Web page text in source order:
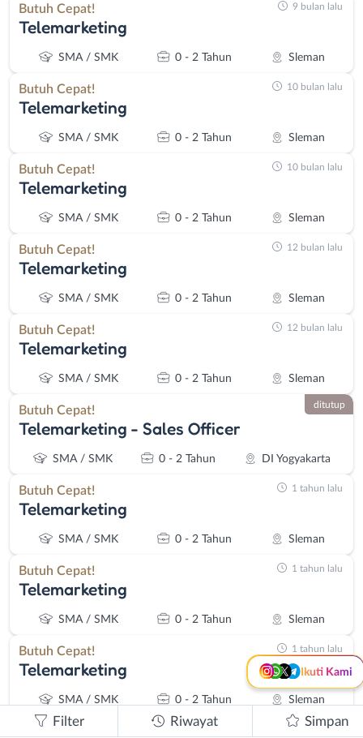
Butuh Cepat!
Telemarketing
SMA / SMK 0 - 2 Tahun Sleman
9 bulan lalu
Butuh Cepat!
Telemarketing
SMA / SMK 0 - 2 Tahun Sleman
10 bulan lalu
Butuh Cepat!
Telemarketing
SMA / SMK 0 - 2 Tahun Sleman
10 bulan lalu
Butuh Cepat!
Telemarketing
SMA / SMK 0 - 2 Tahun Sleman
12 bulan lalu
Butuh Cepat!
Telemarketing
SMA / SMK 0 - 2 Tahun Sleman
12 bulan lalu
Butuh Cepat!
Telemarketing - Sales Officer
SMA / SMK 0 - 2 Tahun DI Yogyakarta
ditutup
Butuh Cepat!
Telemarketing
SMA / SMK 0 - 2 Tahun Sleman
1 tahun lalu
Butuh Cepat!
Telemarketing
SMA / SMK 0 - 2 Tahun Sleman
1 tahun lalu
Butuh Cepat!
Telemarketing
SMA / SMK 0 - 2 Tahun Sleman
1 tahun lalu
1 tahun lalu
Ikuti Kami
Instagram WhatsApp
Telegram
Filter Riwayat Simpan